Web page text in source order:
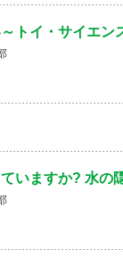
トイ・サイエン
いますか? 水の